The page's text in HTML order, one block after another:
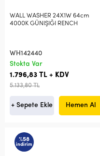
WALL WASHER 24X1W 64cm
4000K GÜNIŞIĞI RENCH
WH142440
Stokta Var
1.796,83 TL + KDV
5.133,80 TL
+ Sepete Ekle Hemen Al
%58
indirim